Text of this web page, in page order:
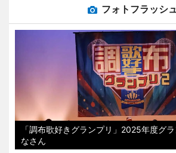
フォトフラッシ
「調布歌好きグランプリ」2025年度グ
なさん